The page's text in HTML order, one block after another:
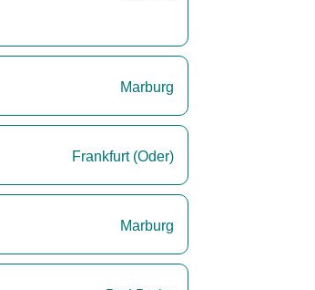
Marburg
Frankfurt (Oder)
Marburg